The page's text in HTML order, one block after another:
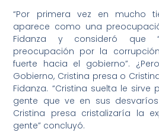
“Por primera vez en mucho
aparece como una
Fidanza y consideró que
preocupación por la
fuerte hacia el gobierno”.
Gobierno, Cristina presa o
Fidanza. “Cristina suelta le
gente que ve en sus
Cristina presa cristalizaría la
gente” concluyó.